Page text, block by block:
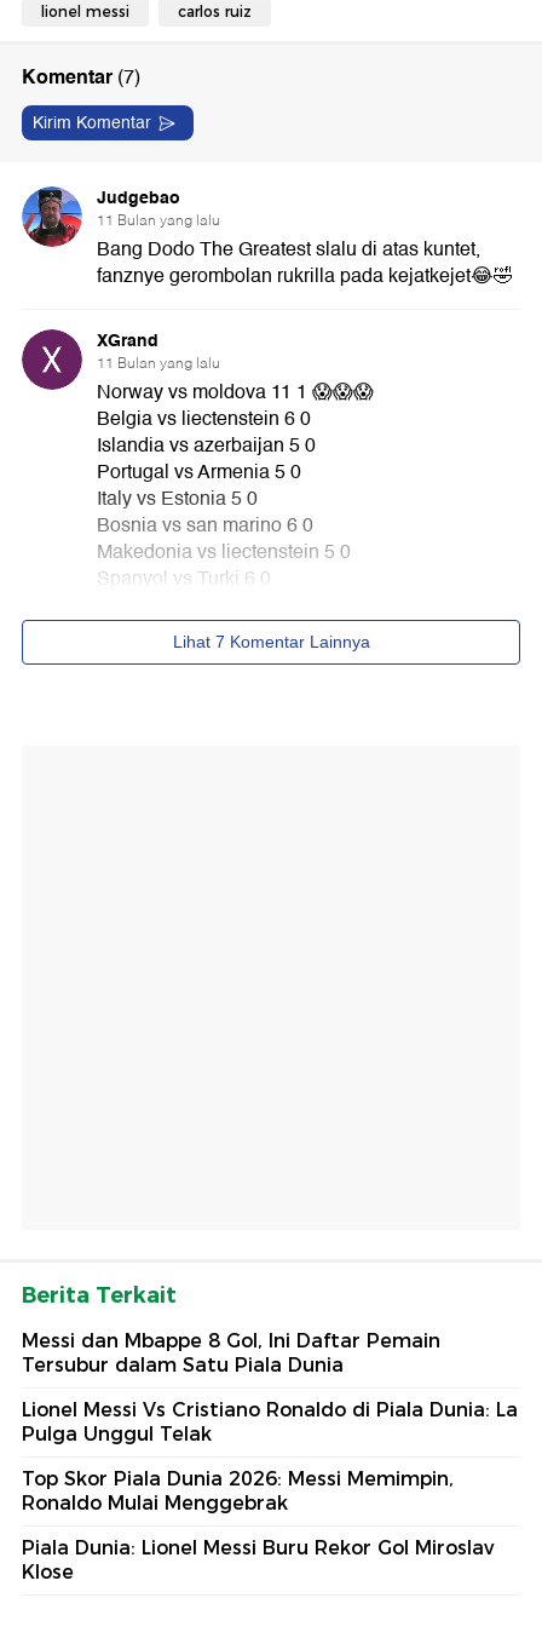
lionel messi carlos ruiz
Berita Terkait
Messi dan Mbappe 8 Gol, Ini Daftar Pemain
Tersubur dalam Satu Piala Dunia
Lionel Messi Vs Cristiano Ronaldo di Piala Dunia: La
Pulga Unggul Telak
Top Skor Piala Dunia 2026: Messi Memimpin,
Ronaldo Mulai Menggebrak
Piala Dunia: Lionel Messi Buru Rekor Gol Miroslav
Klose